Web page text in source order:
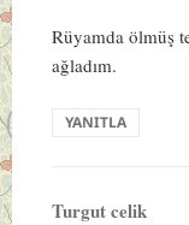
Rüyamda ölmüş
ağladım.
YANITLA
Turgut celikdedi